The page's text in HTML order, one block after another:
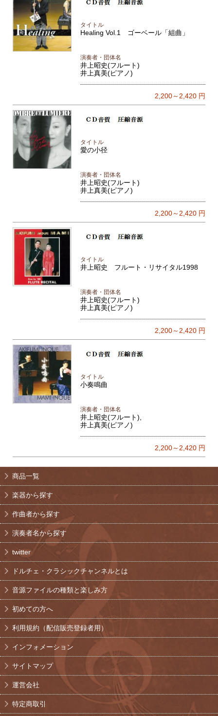
タイトル
Healing Vol.1 ゴーベール「組曲」
演奏者・団体名
井上昭史(フルート)
井上真美(ピアノ)
2,200～2,420円
タイトル
愛の小径
演奏者・団体名
井上昭史(フルート)
井上真美(ピアノ)
2,200～2,420円
タイトル
井上昭史 フルート・リサイタル1998
演奏者・団体名
井上昭史(フルート)
井上真美(ピアノ)
2,200～2,420円
タイトル
小奏鳴曲
演奏者・団体名
井上昭史(フルート),
井上真美(ピアノ)
2,200～2,420円
商品一覧
楽器から探す
作曲者から探す
演奏者名から探す
twitter
ドルチェ・クラシックチャンネルとは
音源ファイルの種類と楽しみ方
初めての方へ
利用規約（配信販売登録者用）
インフォメーション
サイトマップ
運営会社
特定商取引